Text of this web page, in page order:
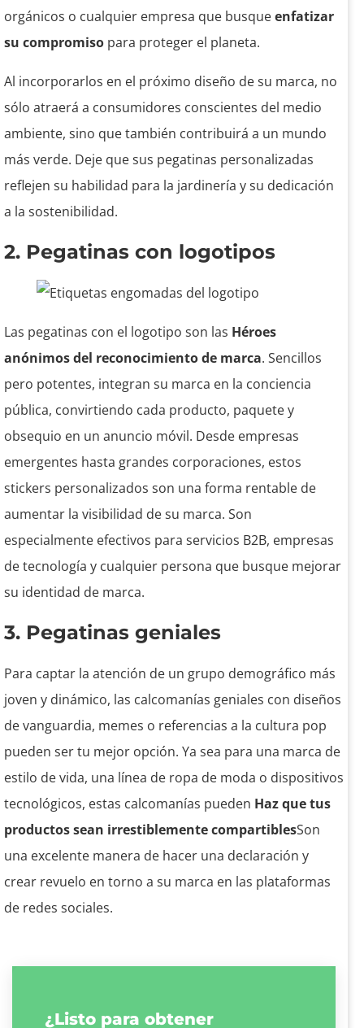
orgánicos o cualquier empresa que busqueenfatizar
su compromiso para proteger el planeta.
Al incorporarlos en el próximo diseño de su marca, no
sólo atraerá a consumidores conscientes del medio
ambiente, sino que también contribuirá a un mundo
más verde. Deje que sus pegatinas personalizadas
reflejen su habilidad para la jardinería y su dedicación
a la sostenibilidad.
2. Pegatinas con logotipos
Las pegatinas con el logotipo son las Héroes
anónimos del reconocimiento de marca. Sencillos
pero potentes, integran su marca en la conciencia
pública, convirtiendo cada producto, paquete y
obsequio en un anuncio móvil. Desde empresas
emergentes hasta grandes corporaciones, estos
stickers personalizados son una forma rentable de
aumentar la visibilidad de su marca. Son
especialmente efectivos para servicios B2B, empresas
de tecnología y cualquier persona que busque mejorar
su identidad de marca.
3. Pegatinas geniales
Para captar la atención de un grupo demográfico más
joven y dinámico, las calcomanías geniales con diseños
de vanguardia, memes o referencias a la cultura pop
pueden ser tu mejor opción. Ya sea para una marca de
estilo de vida, una línea de ropa de moda o dispositivos
tecnológicos, estas calcomanías pueden Haz que tus
productos sean irrestiblemente compartiblesSon
una excelente manera de hacer una declaración y
crear revuelo en torno a su marca en las plataformas
de redes sociales.
¿Listo para obtener